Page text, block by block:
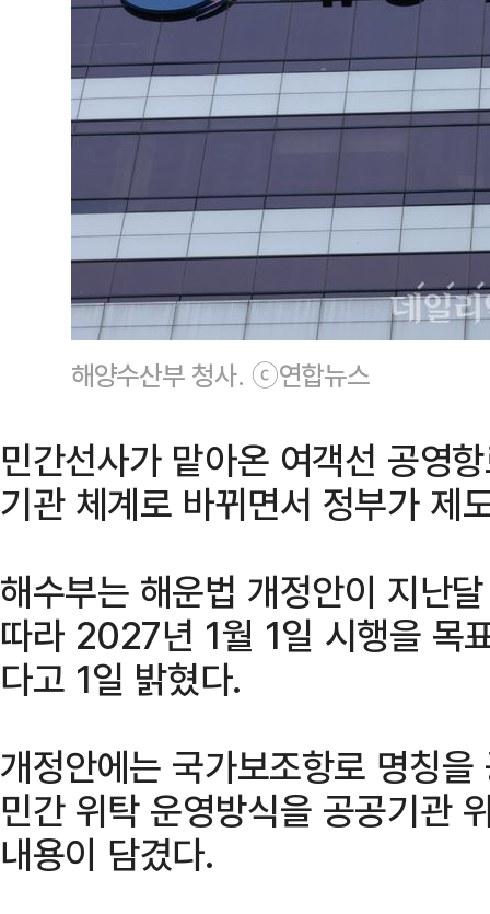
해양수산부 청사. ⓒ연합뉴스
민간선사가 맡아온 여객선 공영
기관 체계로 바뀌면서 정부가 제
해수부는 해운법 개정안이 지난
따라 2027년 1월 1일 시행을 목
다고 1일 밝혔다.
개정안에는 국가보조항로 명칭
민간 위탁 운영방식을 공공기관
내용이 담겼다.